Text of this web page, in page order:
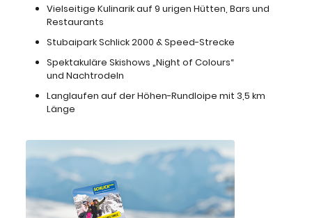
Vielseitige Kulinarik auf 9 urigen Hütten, Bars und
Restaurants
Stubaipark Schlick 2000 & Speed-Strecke
Spektakuläre Skishows „Night of Colours“
und Nachtrodeln
Langlaufen auf der Höhen-Rundloipe mit 3,5 km
Länge